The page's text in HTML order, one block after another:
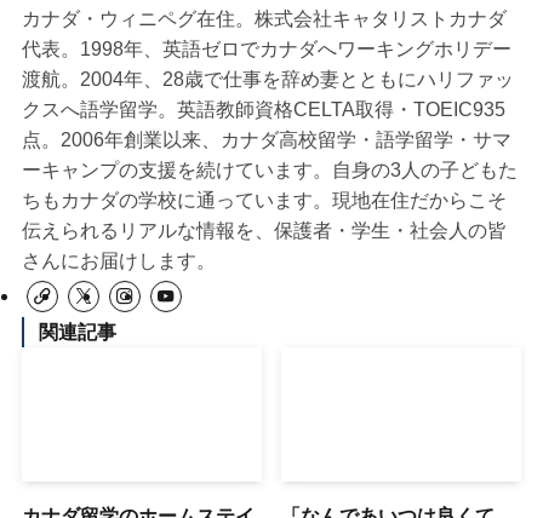
カナダ・ウィニペグ在住。株式会社キャタリストカナダ
代表。1998年、英語ゼロでカナダへワーキングホリデー
渡航。2004年、28歳で仕事を辞め妻とともにハリファッ
クスへ語学留学。英語教師資格CELTA取得・TOEIC935
点。2006年創業以来、カナダ高校留学・語学留学・サマ
ーキャンプの支援を続けています。自身の3人の子どもた
ちもカナダの学校に通っています。現地在住だからこそ
伝えられるリアルな情報を、保護者・学生・社会人の皆
さんにお届けします。
関連記事